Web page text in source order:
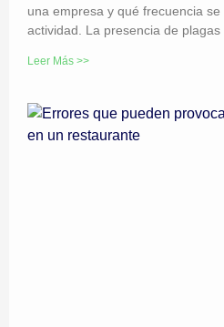
una empresa y qué frecuencia
actividad. La presencia de plagas
Leer Más >>